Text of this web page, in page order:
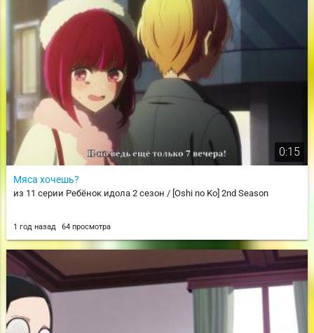
0:15
Мяса хочешь?
из 11 серии Ребёнок идола 2 сезон / [Oshi no Ko] 2nd Season
1 год назад 64 просмотра